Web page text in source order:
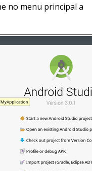
no menu principal a